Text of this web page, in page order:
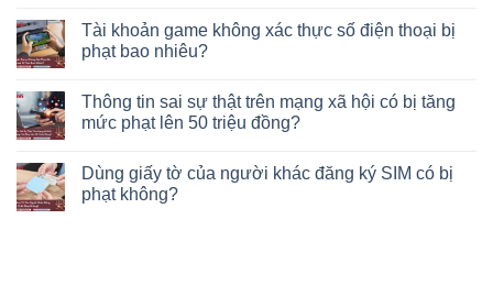
Tài khoản game không xác thực số điện thoại bị
phạt bao nhiêu?
Thông tin sai sự thật trên mạng xã hội có bị tăng
mức phạt lên 50 triệu đồng?
Dùng giấy tờ của người khác đăng ký SIM có bị
phạt không?